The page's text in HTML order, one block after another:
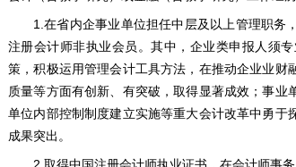
1.在省内企事业单位担任中层及以上管理职务
注册会计师非执业会员。其中，企业类申报人须
策，积极运用管理会计工具方法，在推动企业业财
质量等方面有创新、有突破，取得显著成效；事业
单位内部控制制度建立实施等重大会计改革中勇
成果突出。